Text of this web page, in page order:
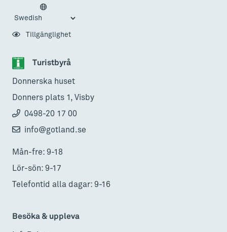
Turistbyrå
Donnerska huset
Donners plats 1, Visby
0498-20 17 00
info@gotland.se
Mån-fre: 9-18
Lör-sön: 9-17
Telefontid alla dagar: 9-16
Besöka & uppleva
Tillgänglighet